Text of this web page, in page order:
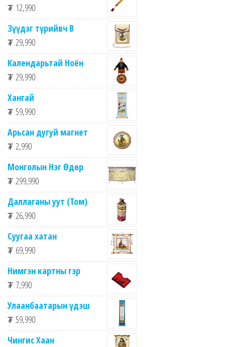
₮ 12,990
Зүүдэг түрийвч B
₮ 29,990
Календарьтай Ноён
₮ 29,990
Хангай
₮ 59,990
Арьсан дугуй магнет
₮ 2,990
Монголын Нэг Өдөр
₮ 299,990
Даллаганы уут (Том)
₮ 26,990
Суугаа хатан
₮ 69,990
Нимгэн картны гэр
₮ 7,990
Улаанбаатарын үдэш
₮ 59,990
Чингис Хаан